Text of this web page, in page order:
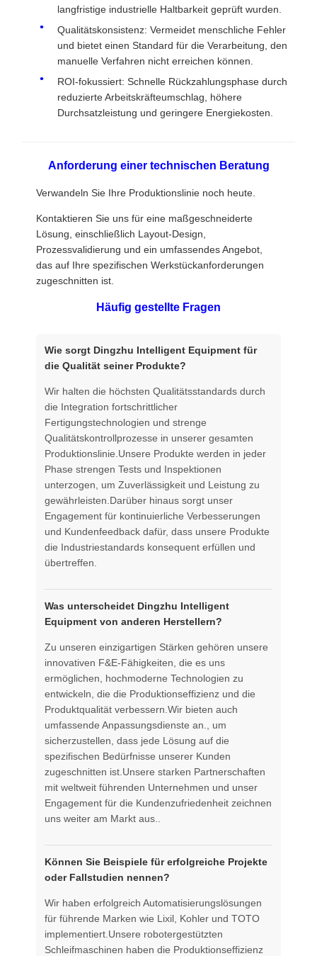
langfristige industrielle Haltbarkeit geprüft wurden.
Qualitätskonsistenz: Vermeidet menschliche Fehler
und bietet einen Standard für die Verarbeitung, den
manuelle Verfahren nicht erreichen können.
ROI-fokussiert: Schnelle Rückzahlungsphase durch
reduzierte Arbeitskräfteumschlag, höhere
Durchsatzleistung und geringere Energiekosten.
Anforderung einer technischen Beratung
Verwandeln Sie Ihre Produktionslinie noch heute.
Kontaktieren Sie uns für eine maßgeschneiderte
Lösung, einschließlich Layout-Design,
Prozessvalidierung und ein umfassendes Angebot,
das auf Ihre spezifischen Werkstückanforderungen
zugeschnitten ist.
Häufig gestellte Fragen
Wie sorgt Dingzhu Intelligent Equipment für
die Qualität seiner Produkte?
Wir halten die höchsten Qualitätsstandards durch
die Integration fortschrittlicher
Fertigungstechnologien und strenge
Qualitätskontrollprozesse in unserer gesamten
Produktionslinie.Unsere Produkte werden in jeder
Phase strengen Tests und Inspektionen
unterzogen, um Zuverlässigkeit und Leistung zu
gewährleisten.Darüber hinaus sorgt unser
Engagement für kontinuierliche Verbesserungen
und Kundenfeedback dafür, dass unsere Produkte
die Industriestandards konsequent erfüllen und
übertreffen.
Was unterscheidet Dingzhu Intelligent
Equipment von anderen Herstellern?
Zu unseren einzigartigen Stärken gehören unsere
innovativen F&E-Fähigkeiten, die es uns
ermöglichen, hochmoderne Technologien zu
entwickeln, die die Produktionseffizienz und die
Produktqualität verbessern.Wir bieten auch
umfassende Anpassungsdienste an., um
sicherzustellen, dass jede Lösung auf die
spezifischen Bedürfnisse unserer Kunden
zugeschnitten ist.Unsere starken Partnerschaften
mit weltweit führenden Unternehmen und unser
Engagement für die Kundenzufriedenheit zeichnen
uns weiter am Markt aus..
Können Sie Beispiele für erfolgreiche Projekte
oder Fallstudien nennen?
Wir haben erfolgreich Automatisierungslösungen
für führende Marken wie Lixil, Kohler und TOTO
implementiert.Unsere robotergestützten
Schleifmaschinen haben die Produktionseffizienz